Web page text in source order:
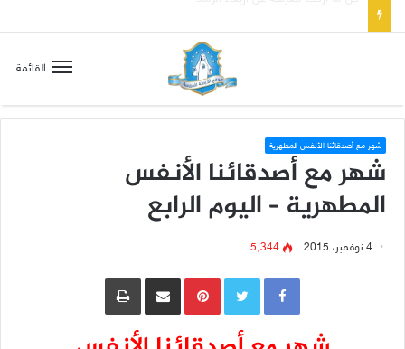
القائمة
شهر مع أصدقائنا الأنفس المطهرية
شهر مع أصدقائنا الأنفس
المطهرية – اليوم الرابع
4 نوفمبر، 2015 5٬344
Pinterestمشاركة عبر البريد طباعة